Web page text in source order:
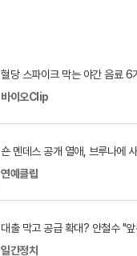
혈당 스파이크 막는 야간 음료 6
바이오Clip
숀 멘데스 공개 열애, 브루나에
연예클립
대출 막고 공급 확대? 안철수 "
일간정치